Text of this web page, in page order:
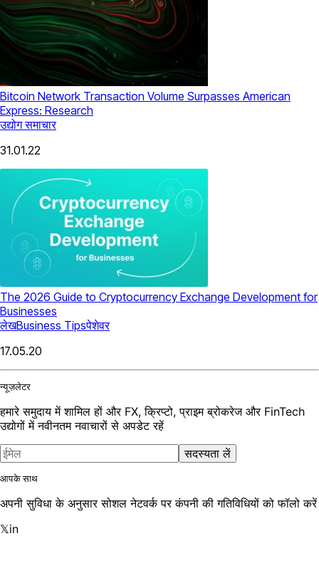
Bitcoin Network Transaction Volume Surpasses American
Express: Research
उद्योग समाचार
31.01.22
The 2026 Guide to Cryptocurrency Exchange Development for
Businesses
लेखBusiness Tipsपेशेवर
17.05.20
न्यूज़लेटर
हमारे समुदाय में शामिल हों और FX, क्रिप्टो, प्राइम ब्रोकरेज और FinTech
उद्योगों में नवीनतम नवाचारों से अपडेट रहें
सदस्यता लें
आपके साथ
अपनी सुविधा के अनुसार सोशल नेटवर्क पर कंपनी की गतिविधियों को फॉलो करें
𝕏in